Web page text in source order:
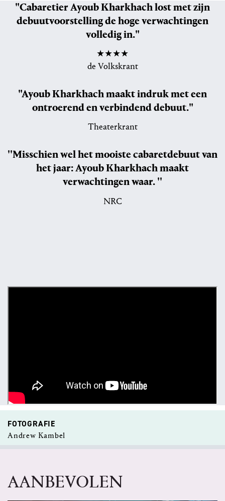
"Cabaretier Ayoub Kharkhach lost met zijn
debuutvoorstelling de hoge verwachtingen
volledig in."
★★★★
de Volkskrant
"Ayoub Kharkhach maakt indruk met een
ontroerend en verbindend debuut."
Theaterkrant
''Misschien wel het mooiste cabaretdebuut van
het jaar: Ayoub Kharkhach maakt
verwachtingen waar. ''
NRC
FOTOGRAFIE
Andrew Kambel
AANBEVOLEN